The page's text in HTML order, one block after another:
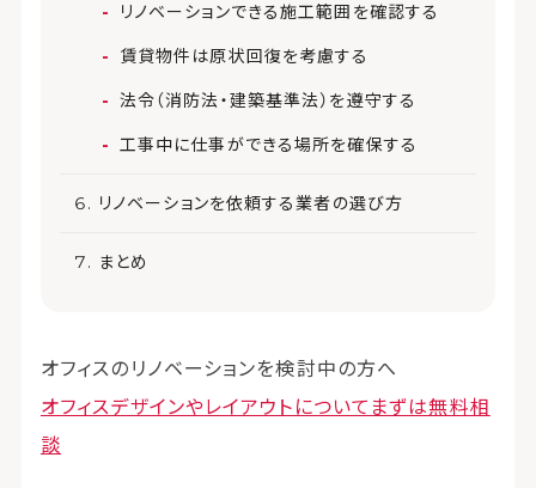
リノベーションできる施工範囲を確認する
賃貸物件は原状回復を考慮する
法令（消防法・建築基準法）を遵守する
工事中に仕事ができる場所を確保する
リノベーションを依頼する業者の選び方
まとめ
オフィスのリノベーションを検討中の方へ
オフィスデザインやレイアウトについてまずは無料相
談